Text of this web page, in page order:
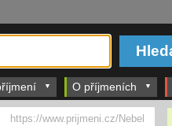
O příjmeních
https://www.prijmeni.cz/Nebel